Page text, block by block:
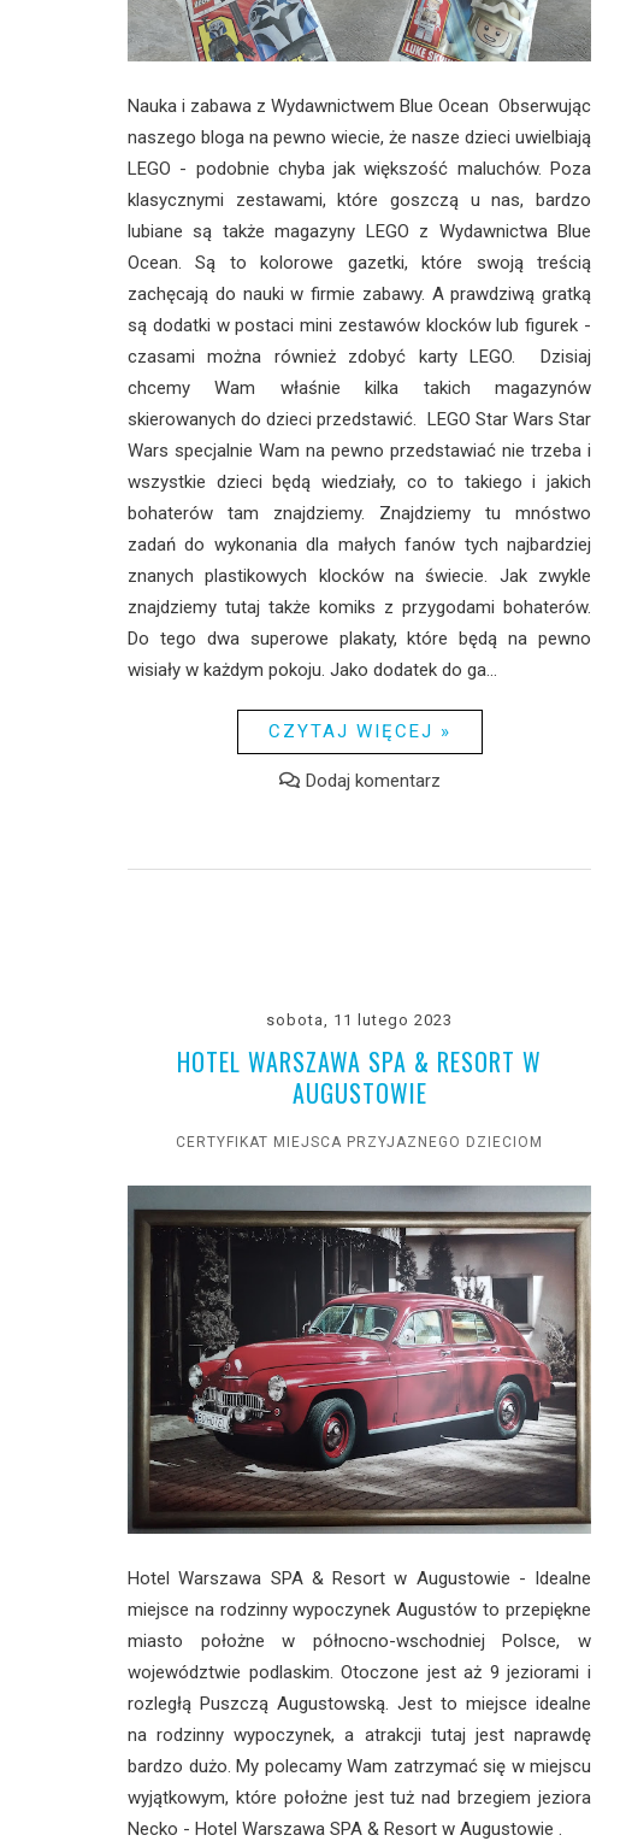
Nauka i zabawa z Wydawnictwem Blue Ocean Obserwując
naszego bloga na pewno wiecie, że nasze dzieci uwielbiają
LEGO - podobnie chyba jak większość maluchów. Poza
klasycznymi zestawami, które goszczą u nas, bardzo
lubiane są także magazyny LEGO z Wydawnictwa Blue
Ocean. Są to kolorowe gazetki, które swoją treścią
zachęcają do nauki w firmie zabawy. A prawdziwą gratką
są dodatki w postaci mini zestawów klocków lub figurek -
czasami można również zdobyć karty LEGO. Dzisiaj
chcemy Wam właśnie kilka takich magazynów
skierowanych do dzieci przedstawić. LEGO Star Wars Star
Wars specjalnie Wam na pewno przedstawiać nie trzeba i
wszystkie dzieci będą wiedziały, co to takiego i jakich
bohaterów tam znajdziemy. Znajdziemy tu mnóstwo
zadań do wykonania dla małych fanów tych najbardziej
znanych plastikowych klocków na świecie. Jak zwykle
znajdziemy tutaj także komiks z przygodami bohaterów.
Do tego dwa superowe plakaty, które będą na pewno
wisiały w każdym pokoju. Jako dodatek do ga...
CZYTAJ WIĘCEJ »
Dodaj komentarz
sobota, 11 lutego 2023
HOTEL WARSZAWA SPA & RESORT W
AUGUSTOWIE
CERTYFIKAT MIEJSCA PRZYJAZNEGO DZIECIOM
Hotel Warszawa SPA & Resort w Augustowie - Idealne
miejsce na rodzinny wypoczynek Augustów to przepiękne
miasto położne w północno-wschodniej Polsce, w
województwie podlaskim. Otoczone jest aż 9 jeziorami i
rozległą Puszczą Augustowską. Jest to miejsce idealne
na rodzinny wypoczynek, a atrakcji tutaj jest naprawdę
bardzo dużo. My polecamy Wam zatrzymać się w miejscu
wyjątkowym, które położne jest tuż nad brzegiem jeziora
Necko - Hotel Warszawa SPA & Resort w Augustowie .